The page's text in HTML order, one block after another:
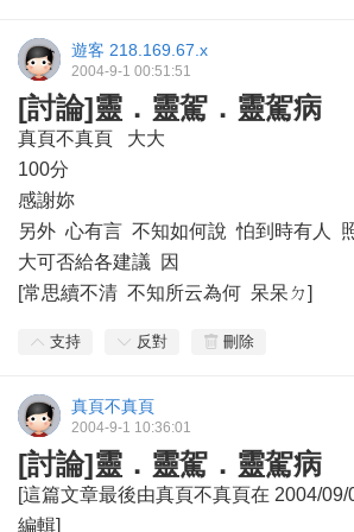
遊客 218.169.67.x
2004-9-1 00:51:51
[討論]靈．靈駕．靈駕病
真頁不真頁 大大
100分
感謝妳
另外 心有言 不知如何說 怕到時有人
大可否給各建議 因
[常思續不清 不知所云為何 呆呆ㄉ]
支持 反對 刪除
真頁不真頁
2004-9-1 10:36:01
[討論]靈．靈駕．靈駕病
[這篇文章最後由真頁不真頁在 2004/
編輯]